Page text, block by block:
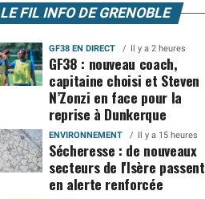
LE FIL INFO DE GRENOBLE
GF38 EN DIRECT Il y a 2 heures
GF38 : nouveau coach,
capitaine choisi et Steven
N’Zonzi en face pour la
reprise à Dunkerque
ENVIRONNEMENT Il y a 15 heures
Sécheresse : de nouveaux
secteurs de l'Isère passent
en alerte renforcée